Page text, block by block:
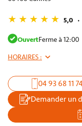
5,0
OuvertFerme à 12:00
HORAIRES :
04 93 68 11 74
Demander un